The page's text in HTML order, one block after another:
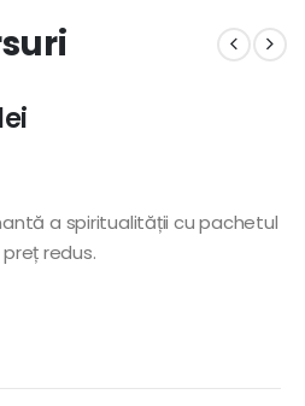
lei
a spiritualității cu pachetul
redus.